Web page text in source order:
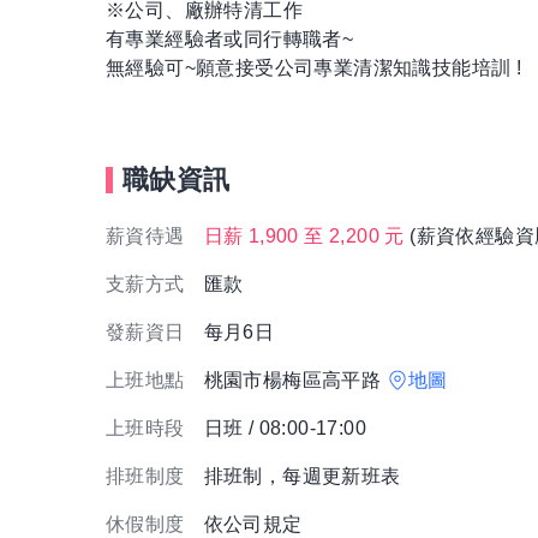
※公司、廠辦特清工作
有專業經驗者或同行轉職者~
無經驗可~願意接受公司專業清潔知識技能培訓 !
職缺資訊
薪資待遇 日薪 1,900 至 2,200 元 (薪資依經驗
支薪方式 匯款
發薪資日 每月6日
上班地點 桃園市楊梅區高平路 地圖
上班時段 日班 / 08:00-17:00
排班制度 排班制，每週更新班表
休假制度 依公司規定